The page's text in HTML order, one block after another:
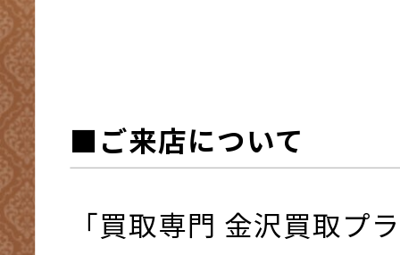
■ご来店について
「買取専門 金沢買取プ